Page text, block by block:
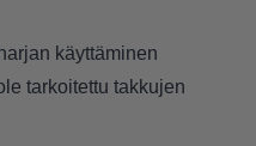
käyttäminen
tarkoitettu takkujen